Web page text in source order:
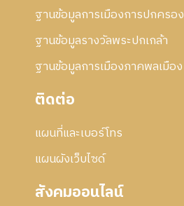
ฐานข้อมูลการเมืองการปกครอง
ฐานข้อมูลรางวัลพระปกเกล้า
ฐานข้อมูลการเมืองภาคพลเมือง
ติดต่อ
แผนที่และเบอร์โทร
แผนผังเว็บไซด์
สังคมออนไลน์